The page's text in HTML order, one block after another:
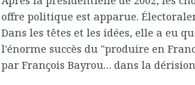
offre politique est apparue.
Dans les têtes et les idées, elle a eu
l'énorme succès du "produire en
par François Bayrou… dans la